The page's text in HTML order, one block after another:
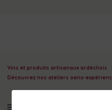
Vins et produits artisanaux ardéchois
Découvrez nos ateliers oeno-